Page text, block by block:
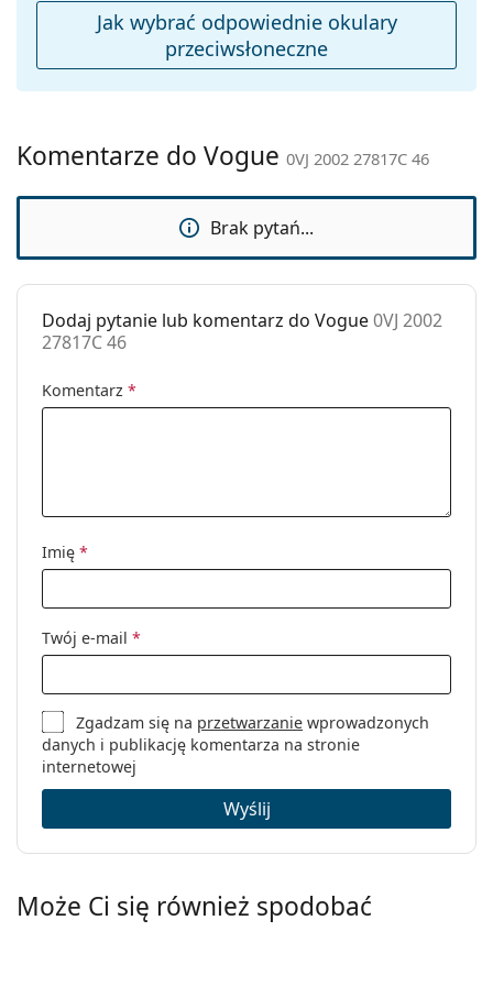
Płeć:
Dziecięce
Marka:
Vogue
0VJ 2002 27817C 46
Jak wybrać odpowiednie okulary
przeciwsłoneczne
Komentarze do Vogue 0VJ 2002 27817C 46
Brak pytań...
Dodaj pytanie lub komentarz do Vogue0VJ 2002
27817C 46
Komentarz *
Imię *
Twój e-mail *
Zgadzam się na przetwarzanie wprowadzonych
danych i publikację komentarza na stronie
internetowej
Wyślij
Może Ci się również spodobać